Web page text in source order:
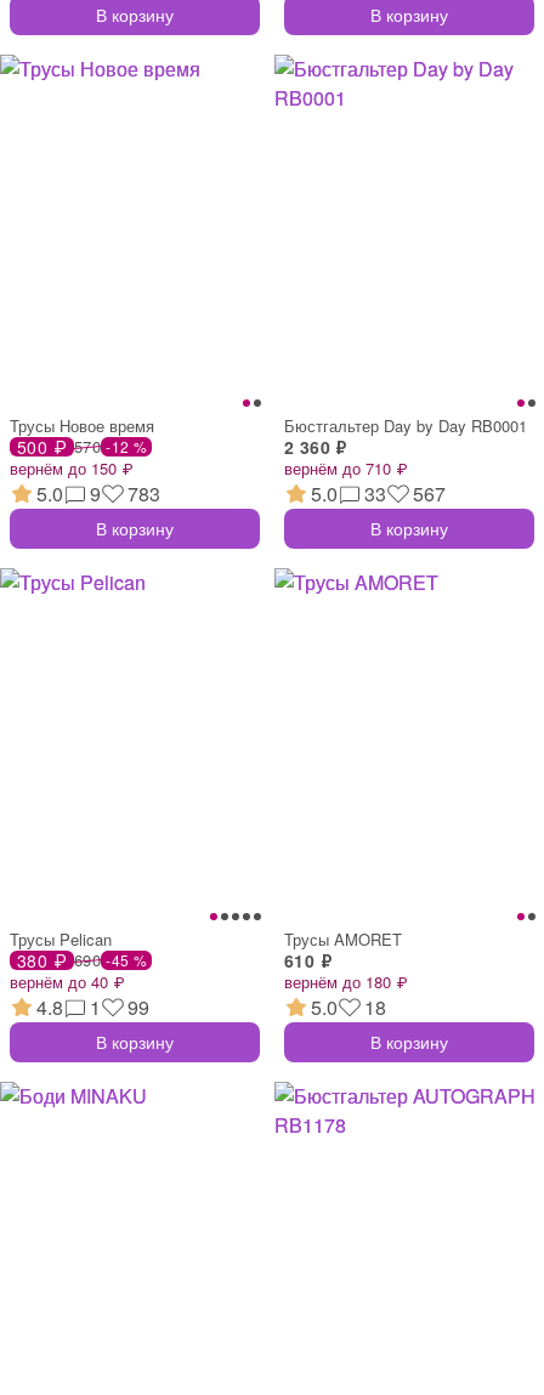
В корзину В корзину
Трусы Новое время
500 ₽ 570 -12 %
вернём до 150 ₽
5.0 9 783
В корзину
Бюстгальтер Day by Day RB0001
2 360 ₽
вернём до 710 ₽
5.0 33 567
В корзину
Трусы Pelican
380 ₽ 690 -45 %
вернём до 40 ₽
4.8 1 99
В корзину
Трусы AMORET
610 ₽
вернём до 180 ₽
5.0 18
В корзину